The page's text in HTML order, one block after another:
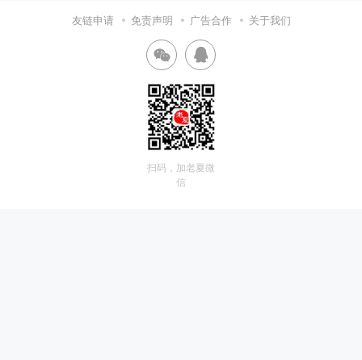
友链申请 免责声明 广告合作 关于我们
扫码，加老夏微
信